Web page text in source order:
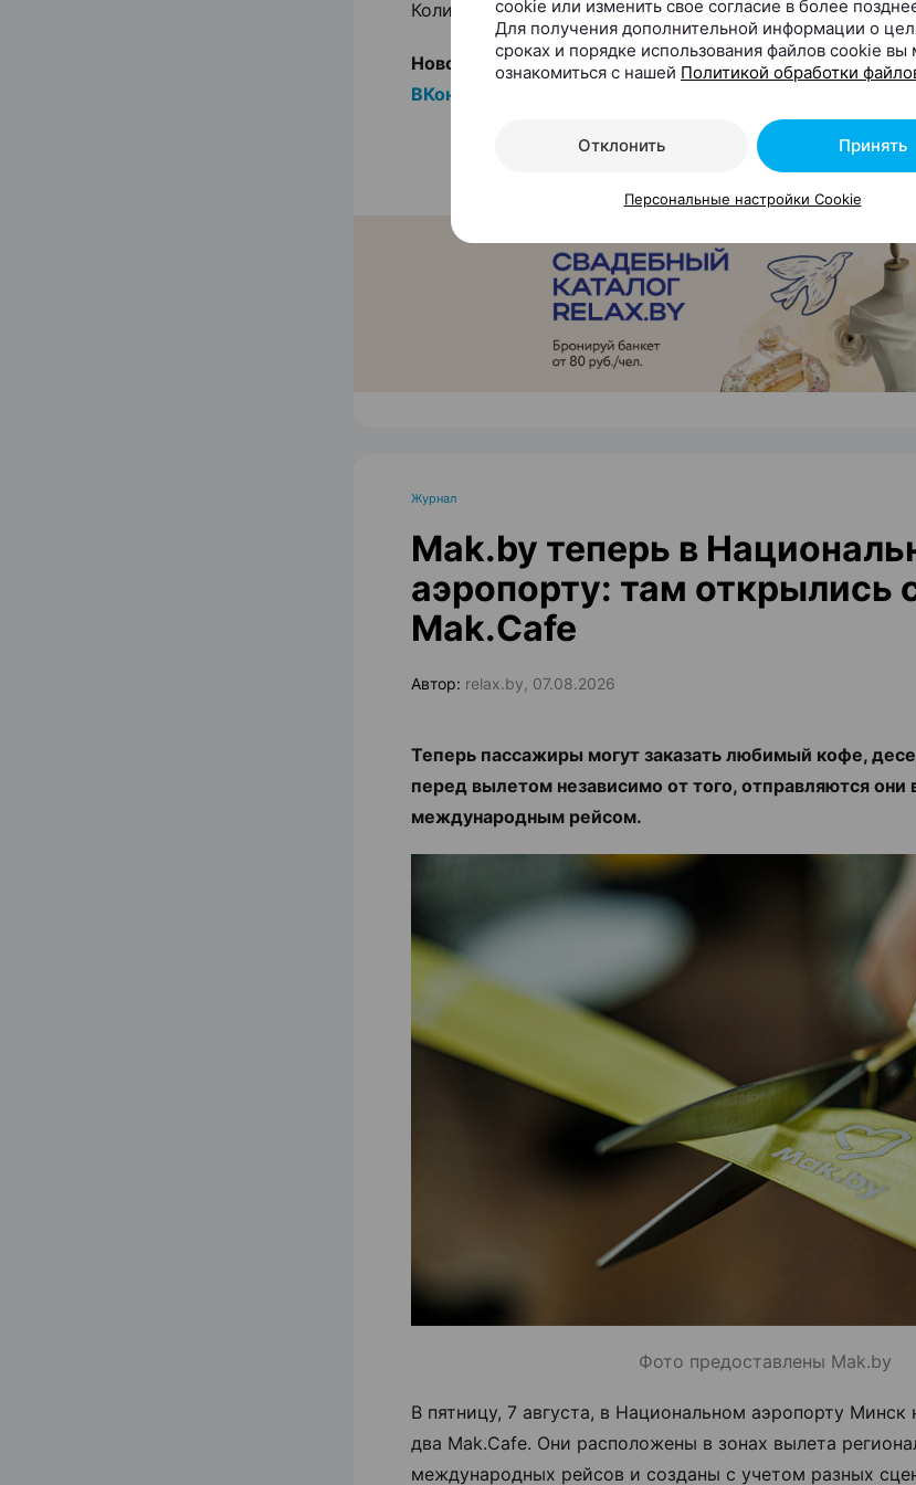
Количество билетов ограничено.
Новости Relax.by в твоей ленте и в телефоне! Следите
ВКонтакте
Следите за нами в соцсетях
ЭФФЕКТИВНАЯ РЕКЛАМА НА САЙТЕ
Журнал
Mak.by теперь в
аэропорту: там открылись
Mak.Cafe
Автор: relax.by, 07.08.2026
Теперь пассажиры могут заказать любимый кофе,
перед вылетом независимо от того, отправляются они
международным рейсом.
Фото предоставлены Mak.by
В пятницу, 7 августа, в Национальном аэропорту Минск
два Mak.Cafe. Они расположены в зонах вылета
международных рейсов и созданы с учетом разных
cookie или изменить свое согласие в более
Для получения дополнительной информации о
сроках и порядке использования файлов cookie
ознакомиться с нашей Политикой обработки
Отклонить Принять
Персональные настройки Cookie